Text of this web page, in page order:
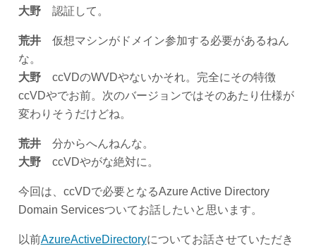
大野認証して。
荒井仮想マシンがドメイン参加する必要があるねん
な。
大野ccVDのWVDやないかそれ。完全にその特徴
ccVDやでお前。次のバージョンではそのあたり仕様が
変わりそうだけどね。
荒井分からへんねんな。
大野ccVDやがな絶対に。
今回は、ccVDで必要となるAzure Active Directory
Domain Servicesついてお話したいと思います。
以前AzureActiveDirectoryについてお話させていただき